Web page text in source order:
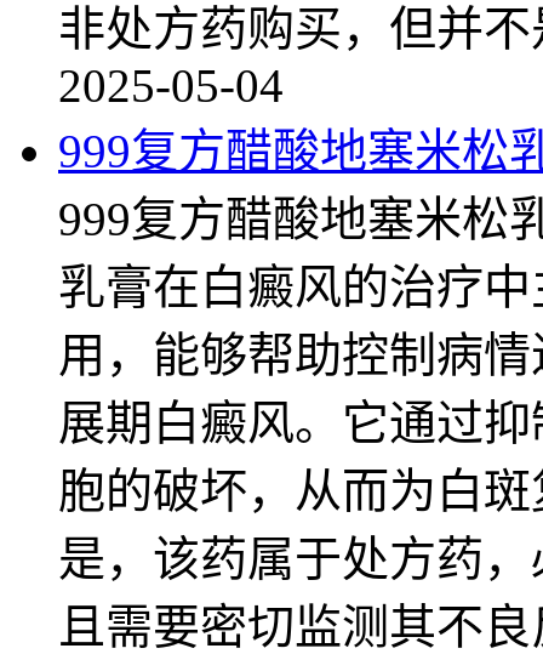
非处方药购买，但并
2025-05-04
999复方醋酸地塞米松
999复方醋酸地塞米松
乳膏在白癜风的治疗
用，能够帮助控制病
展期白癜风。它通过
胞的破坏，从而为白
是，该药属于处方药
且需要密切监测其不